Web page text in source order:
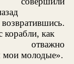
возвратившись.
как
отважно
мои молодые».